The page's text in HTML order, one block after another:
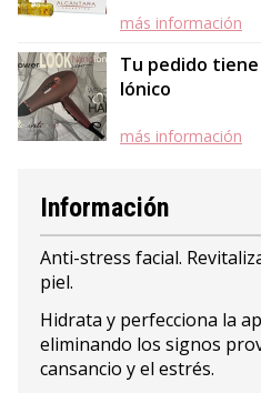
más información
Tu pedido
Iónico
más información
Información
Anti-stress facial.
piel.
Hidrata y perfecciona la
eliminando los signos
cansancio y el estrés.